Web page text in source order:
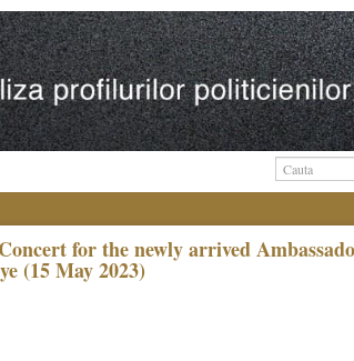
for the newly arrived
(15 May 2023)